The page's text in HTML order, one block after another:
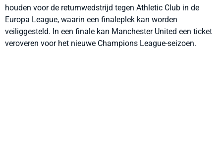
houden voor de returnwedstrijd tegen Athletic Club in de
Europa League, waarin een finaleplek kan worden
veiliggesteld. In een finale kan Manchester United een ticket
veroveren voor het nieuwe Champions League-seizoen.